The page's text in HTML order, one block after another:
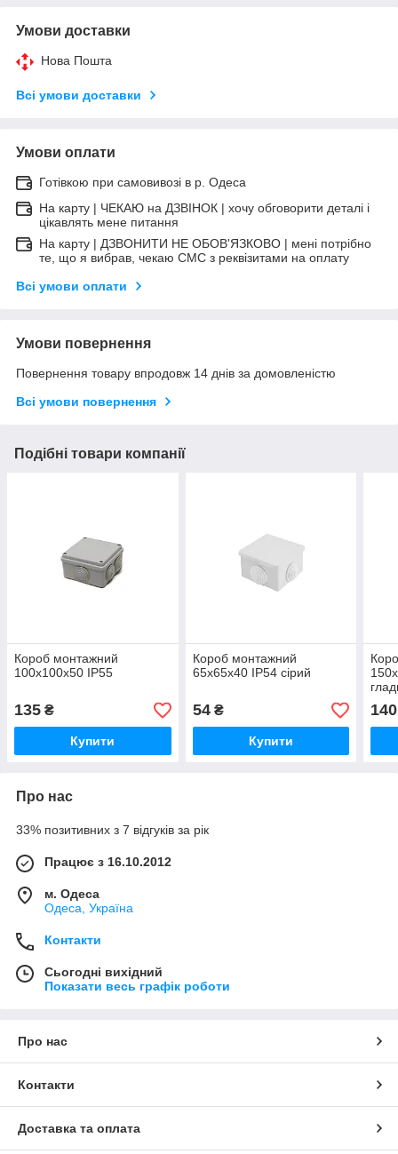
Умови доставки
Нова Пошта
Всі умови доставки
Умови оплати
Готівкою при самовивозі в р. Одеса
На карту | ЧЕКАЮ на ДЗВІНОК | хочу обговорити деталі і
цікавлять мене питання
На карту | ДЗВОНИТИ НЕ ОБОВ'ЯЗКОВО | мені потрібно
те, що я вибрав, чекаю СМС з реквізитами на оплату
Всі умови оплати
Умови повернення
Повернення товару впродовж 14 днів за домовленістю
Всі умови повернення
Подібні товари компанії
Короб монтажний
100х100х50 IP55
135 ₴
Купити
Короб монтажний
65х65х40 IP54 сірий
54₴
Купити
140
Про нас
33% позитивних з 7 відгуків за рік
Працює з 16.10.2012
м. Одеса
Одеса, Україна
Контакти
Сьогодні вихідний
Показати весь графік роботи
Про нас
Контакти
Доставка та оплата